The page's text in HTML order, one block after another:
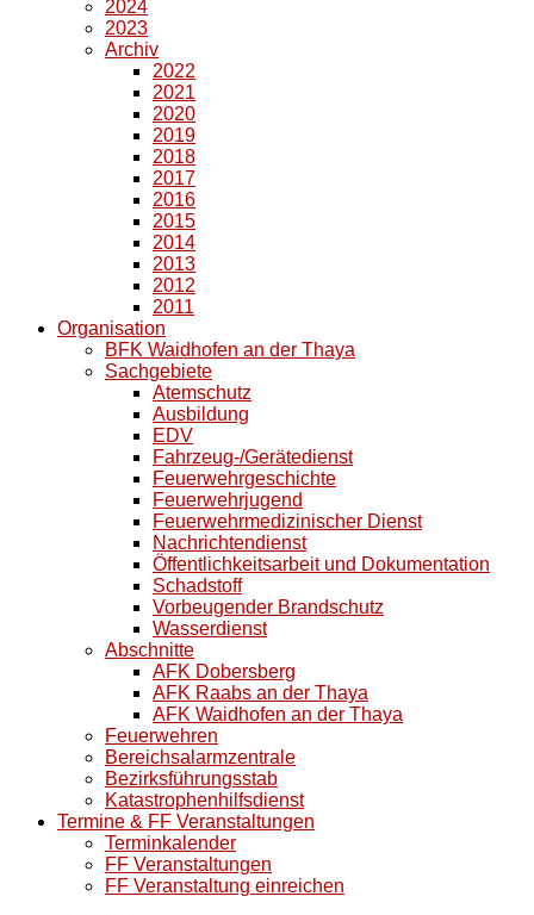
2024
2023
Archiv
2022
2021
2020
2019
2018
2017
2016
2015
2014
2013
2012
2011
Organisation
BFK Waidhofen an der Thaya
Sachgebiete
Atemschutz
Ausbildung
EDV
Fahrzeug-/Gerätedienst
Feuerwehrgeschichte
Feuerwehrjugend
Feuerwehrmedizinischer Dienst
Nachrichtendienst
Öffentlichkeitsarbeit und Dokumentation
Schadstoff
Vorbeugender Brandschutz
Wasserdienst
Abschnitte
AFK Dobersberg
AFK Raabs an der Thaya
AFK Waidhofen an der Thaya
Feuerwehren
Bereichsalarmzentrale
Bezirksführungsstab
Katastrophenhilfsdienst
Termine & FF Veranstaltungen
Terminkalender
FF Veranstaltungen
FF Veranstaltung einreichen